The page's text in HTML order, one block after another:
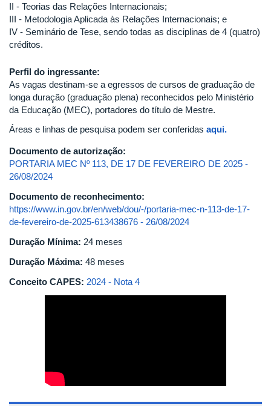
II - Teorias das Relações Internacionais;
III - Metodologia Aplicada às Relações Internacionais; e
IV - Seminário de Tese, sendo todas as disciplinas de 4 (quatro)
créditos.
Perfil do ingressante:
As vagas destinam-se a egressos de cursos de graduação de
longa duração (graduação plena) reconhecidos pelo Ministério
da Educação (MEC), portadores do título de Mestre.
Áreas e linhas de pesquisa podem ser conferidas aqui.
Documento de autorização:
PORTARIA MEC Nº 113, DE 17 DE FEVEREIRO DE 2025 -
26/08/2024
Documento de reconhecimento:
https://www.in.gov.br/en/web/dou/-/portaria-mec-n-113-de-17-
de-fevereiro-de-2025-613438676 - 26/08/2024
Duração Mínima: 24 meses
Duração Máxima: 48 meses
Conceito CAPES: 2024 - Nota 4